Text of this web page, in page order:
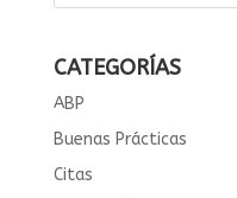
CATEGORÍAS
ABP
Buenas Prácticas
Citas